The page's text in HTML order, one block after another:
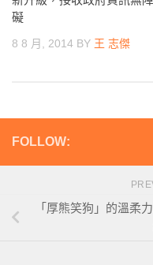
礙
8 8 月, 2014 BY 王 志傑
FOLLOW:
「厚熊笑狗」的溫柔